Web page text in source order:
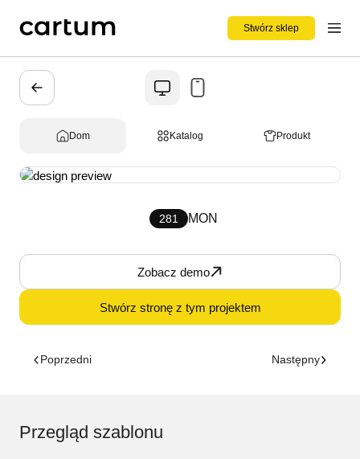
Stwórz sklep
Dom Katalog Produkt
281 MON
Zobacz demo
Stwórz stronę z tym projektem
Poprzedni Następny
Przegląd szablonu